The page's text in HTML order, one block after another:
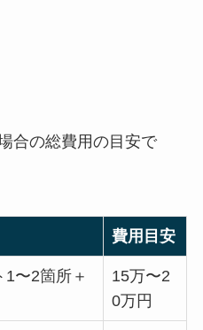
合の総費用の目安で
費用目安
〜2箇所＋
15万〜2
0万円